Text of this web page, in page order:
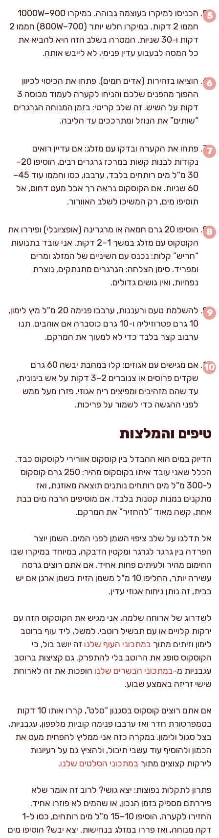
הכניסו למיקרו בעוצמה גבוהה. במיקרו 900–1000W
חממו 2 דקות. במיקרו חלש יותר (700–800W) חממו 2
דקות ו-30 שניות. המטרה בשלב הזה היא להביא את
כל המסה לבעבוע עדין פנימי, לא לייבש אותה.
הוציאו בזהירות (אדים חמים). פתחו את הכיסוי לכיוון
ההפוך מהפנים שלכם והניחו לקערה לעמוד מכוסה 3
דקות על השיש. זה שלב קריטי: בזמן המנוחה הגרגרים
“שותים” את הנוזל ומתרככים עד הליבה.
פתחו את הקערה ובדקו עם מזלג: אם עדיין רואים
נקודות לבנות קשות במרכז גרגרים רבים, הוסיפו 20–
30 מ"ל מים רותחים בלבד, ערבבו, כסו וחממו עוד 45–
60 שניות. אם הקוסקוס נראה רך אבל מעט דחוס, אל
תוסיפו מים, רק המשיכו לשלב האוורור.
הוסיפו 20 גרם חמאה או מרגרינה (אופציונלי) ופיררו את
הקוסקוס עם מזלג במשך 1–2 דקות. אני עובד בתנועות
“חריש” קלות: נכנס עם השיניים של המזלג ומרים
ומפריד. סימן הצלחה: הגרגרים מתנתקים, נוצרת
נפחיות, ואין גושים גדולים.
להשלמת טעם ורעננות, ערבבו פנימה 20 מ"ל מיץ לימון,
10 גרם פטרוזיליה ו-10 גרם כוסברה אם אוהבים. תנו
ערבוב קצר בלבד כדי לא למעוך את המרקם.
אם מגישים עם אגוזים: קלו במחבת יבשה 60 גרם
שקדים פרוסים או צנוברים 2–3 דקות על אש בינונית,
עד שהם מזהיבים ומפיצים ריח אגוזי. פזרו מעל ממש
לפני ההגשה כדי לשמור על פריכות.
טיפים והמלצות
הדיוק במים הוא ההבדל בין קוסקוס אוורירי לקוסקוס כבד.
הכלל שאני עובד איתו בקוסקוס מהיר: 250 גרם קוסקוס
ל-300 מ"ל מים רותחים נותנים תוצאה מאוזנת, ואז
מתקנים במנות קטנות בלבד. אם מוסיפים הרבה מים בבת
אחת, קשה מאוד “להחזיר” את המרקם.
אל תדלגו על שלב ציפוי השמן לפני המים. השמן יוצר
הפרדה בין גרגר לגרגר ומקטין הדבקה, במיוחד במיקרו שבו
החימום מהיר ולעיתים פחות אחיד. אם אתם רוצים גרסה
עשירה יותר, החליפו 10 מ"ל משמן הזית בשמן ארגן אם יש
בבית, זה נותן ניחוח אגוזי עדין.
לשדרוג של ארוחה שלמה, אני מגיש את הקוסקוס הזה עם
ירקות קלויים או עם תבשיל רוטבי. למשל, ליד עוף ברוטב
לימון וזיתים מתוך במתכוני העוף שלנו זה יושב בול, כי
הקוסקוס סופג את הרוטב בלי להתפרק. גם קציצות ברוטב
עגבניות מ-במתכוני הבשרים שלנו הופכות את זה לארוחת
שישי זריזה באמצע שבוע.
אם אתם רוצים קוסקוס בסגנון “סלט”, קררו אותו 10 דקות
בטמפרטורת חדר ואז ערבבו פנימה קוביות מלפפון, עגבניות,
בצל סגול ולימון. במקרה כזה אני ממליץ להפחית מעט את
הכמון ולהוסיף עוד עשבי תיבול, ולהציץ גם על רעיונות
לירקות קצוצים מתוך במתכוני הסלטים שלנו.
פתרון לתקלות נפוצות: יצא גושי? לרוב זה אומר שלא
פיררתם מספיק בזמן הנכון, או שהמים לא פוזרו אחיד.
החזירו לקערה, הוסיפו 10–15 מ"ל מים רותחים, כסו ל-1
דקה מנוחה, ואז פררו במזלג בנחישות. יצא יבש? הוסיפו מים